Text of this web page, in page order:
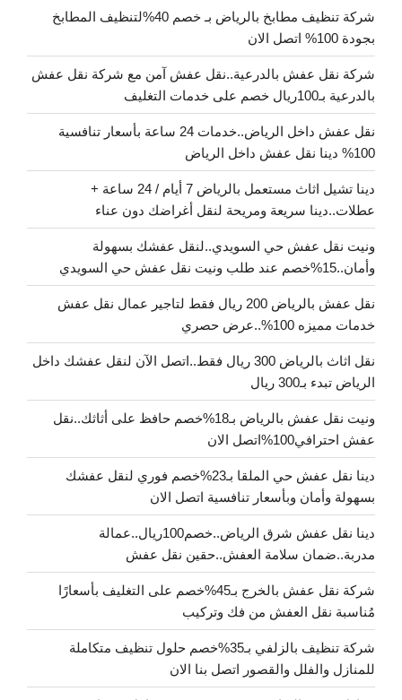
شركة تنظيف مطابخ بالرياض بـ خصم 40%لتنظيف المطابخ
بجودة 100% اتصل الان
شركة نقل عفش بالدرعية..نقل عفش آمن مع شركة نقل عفش
بالدرعية بـ100ريال خصم على خدمات التغليف
نقل عفش داخل الرياض..خدمات 24 ساعة بأسعار تنافسية
100% دينا نقل عفش داخل الرياض
دينا تشيل اثاث مستعمل بالرياض 7 أيام / 24 ساعة +
عطلات..دينا سريعة ومريحة لنقل أغراضك دون عناء
ونيت نقل عفش حي السويدي..لنقل عفشك بسهولة
وأمان..15%خصم عند طلب ونيت نقل عفش حي السويدي
نقل عفش بالرياض 200 ريال فقط لتاجير عمال نقل عفش
خدمات مميزه 100%..عرض حصري
نقل اثاث بالرياض 300 ريال فقط..اتصل الآن لنقل عفشك داخل
الرياض تبدء بـ300 ريال
ونيت نقل عفش بالرياض بـ18%خصم حافظ على أثاثك..نقل
عفش احترافي100%اتصل الان
دينا نقل عفش حي الملقا بـ23%خصم فوري لنقل عفشك
بسهولة وأمان وبأسعار تنافسية اتصل الان
دينا نقل عفش شرق الرياض..خصم100ريال..عمالة
مدربة..ضمان سلامة العفش..حقين نقل عفش
شركة نقل عفش بالخرج بـ45%خصم على التغليف بأسعارًا
مُناسبة نقل العفش من فك وتركيب
شركة تنظيف بالزلفي بـ35%خصم حلول تنظيف متكاملة
للمنازل والفلل والقصور اتصل بنا الان